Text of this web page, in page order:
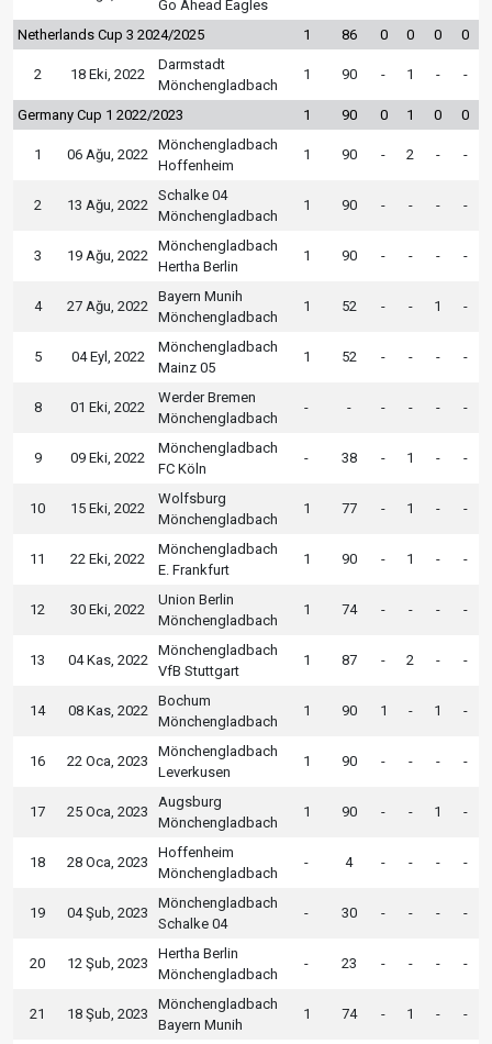
Go Ahead Eagles
Netherlands Cup 3 2024/2025 1 86 0 0 0 0
2 18 Eki, 2022
Darmstadt
Mönchengladbach
1 90 - 1 - -
Germany Cup 1 2022/2023 1 90 0 1 0 0
1 06 Ağu, 2022
Mönchengladbach
Hoffenheim
1 90 - 2 - -
2 13 Ağu, 2022
Schalke 04
Mönchengladbach
1 90 - - - -
3 19 Ağu, 2022
Mönchengladbach
Hertha Berlin
1 90 - - - -
4 27 Ağu, 2022
Bayern Munih
Mönchengladbach
1 52 - - 1 -
5 04 Eyl, 2022
Mönchengladbach
Mainz 05
1 52 - - - -
8 01 Eki, 2022
Werder Bremen
Mönchengladbach
- - - - - -
9 09 Eki, 2022
Mönchengladbach
FC Köln
- 38 - 1 - -
10 15 Eki, 2022
Wolfsburg
Mönchengladbach
1 77 - 1 - -
11 22 Eki, 2022
Mönchengladbach
E. Frankfurt
1 90 - 1 - -
12 30 Eki, 2022
Union Berlin
Mönchengladbach
1 74 - - - -
13 04 Kas, 2022
Mönchengladbach
VfB Stuttgart
1 87 - 2 - -
14 08 Kas, 2022
Bochum
Mönchengladbach
1 90 1 - 1 -
16 22 Oca, 2023
Mönchengladbach
Leverkusen
1 90 - - - -
17 25 Oca, 2023
Augsburg
Mönchengladbach
1 90 - - 1 -
18 28 Oca, 2023
Hoffenheim
Mönchengladbach
- 4 - - - -
19 04 Şub, 2023
Mönchengladbach
Schalke 04
- 30 - - - -
20 12 Şub, 2023
Hertha Berlin
Mönchengladbach
- 23 - - - -
21 18 Şub, 2023
Mönchengladbach
Bayern Munih
1 74 - 1 - -